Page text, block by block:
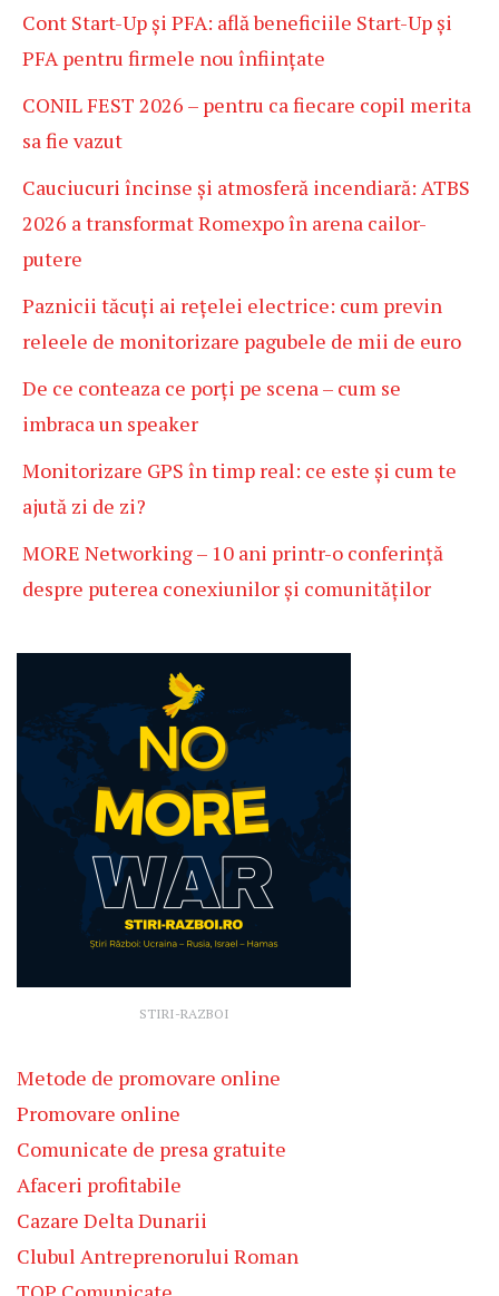
Cont Start-Up și PFA: află beneficiile Start-Up și
PFA pentru firmele nou înființate
CONIL FEST 2026 – pentru ca fiecare copil merita
sa fie vazut
Cauciucuri încinse și atmosferă incendiară: ATBS
2026 a transformat Romexpo în arena cailor-
putere
Paznicii tăcuți ai rețelei electrice: cum previn
releele de monitorizare pagubele de mii de euro
De ce conteaza ce porți pe scena – cum se
imbraca un speaker
Monitorizare GPS în timp real: ce este și cum te
ajută zi de zi?
MORE Networking – 10 ani printr-o conferință
despre puterea conexiunilor și comunităților
STIRI-RAZBOI
Metode de promovare online
Promovare online
Comunicate de presa gratuite
Afaceri profitabile
Cazare Delta Dunarii
Clubul Antreprenorului Roman